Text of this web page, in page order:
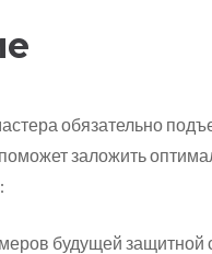
обязательно
заложить
будущей защитной